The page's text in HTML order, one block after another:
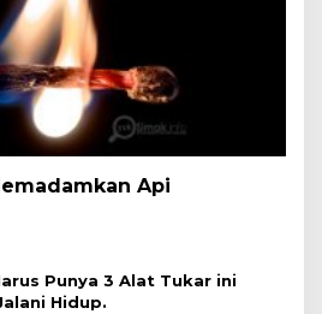
Api
Punya 3 Alat Tukar ini
Hidup.